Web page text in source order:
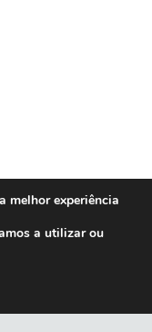
melhor experiência
a utilizar ou